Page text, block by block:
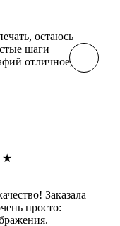
остаюсь
шаги
отличное, все
★
Заказала
просто: